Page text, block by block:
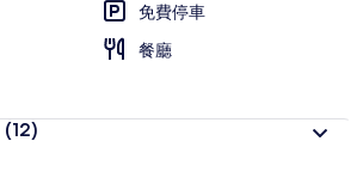
免費停車
餐廳
(12)